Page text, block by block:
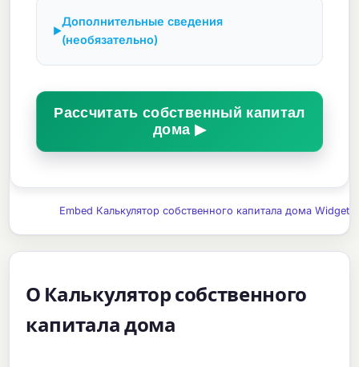
▶
Дополнительные сведения
(необязательно)
Рассчитать собственный капитал
дома ▶
Embed Калькулятор собственного капитала дома Widget
О Калькулятор собственного
капитала дома